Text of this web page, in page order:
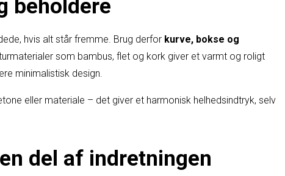
beholdere
hvis alt står fremme. Brug derfor kurve, bokse og
som bambus, flet og kork giver et varmt og roligt
minimalistisk design.
eller materiale – det giver et harmonisk helhedsindtryk, selv
del af indretningen